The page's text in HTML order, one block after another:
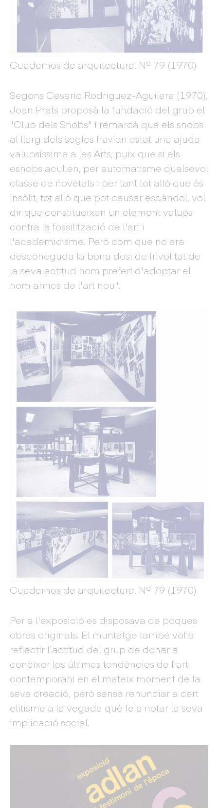
Cuadernos de arquitectura. Nº 79 (1970)
Segons Cesario Rodriguez-Aguilera (1970),
Joan Prats proposà la fundació del grup el
"Club dels Snobs" i remarcà que els snobs
al llarg dels segles havien estat una ajuda
valuosíssima a les Arts, puix que si els
esnobs acullen, per automatisme qualsevol
classe de novetats i per tant tot allò que és
insòlit, tot allò que pot causar escàndol, vol
dir que constitueixen un element valuós
contra la fossilització de l'art i
l'academicisme. Però com que no era
desconeguda la bona dosi de frivolitat de
la seva actitud hom preferí d'adoptar el
nom amics de l'art nou".
Cuadernos de arquitectura. Nº 79 (1970)
Per a l'exposició es disposava de poques
obres originals. El muntatge també volia
reflectir l'actitud del grup de donar a
conèixer les últimes tendències de l'art
contemporani en el mateix moment de la
seva creació, però sense renunciar a cert
elitisme a la vegada què feia notar la seva
implicació social.